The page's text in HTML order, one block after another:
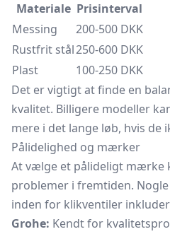
Materiale Prisinterval
Messing
200-500 DKK
Rustfrit stål250-600 DKK
Plast
100-250 DKK
Det er vigtigt at finde en
kvalitet. Billigere modeller
mere i det lange løb, hvis de
Pålidelighed og mærker
At vælge et pålideligt mærke
problemer i fremtiden.
inden for klikventiler
Grohe: Kendt for